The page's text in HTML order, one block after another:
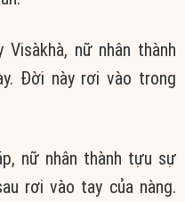
Visàkhà, nữ nhân thành
Đời này rơi vào trong
nữ nhân thành tựu sự
rơi vào tay của nàng.